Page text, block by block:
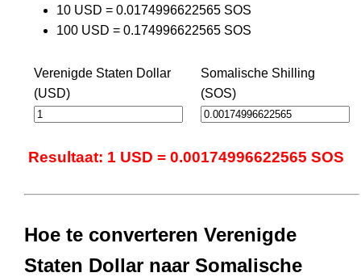
10 USD = 0.0174996622565 SOS
100 USD = 0.174996622565 SOS
Verenigde Staten Dollar
(USD)
Somalische Shilling
(SOS)
Resultaat: 1 USD = 0.00174996622565 SOS
Hoe te converteren Verenigde
Staten Dollar naar Somalische